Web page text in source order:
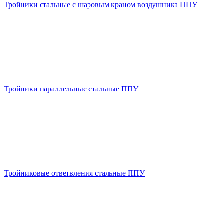
Тройники стальные с шаровым краном воздушника ППУ
Тройники параллельные стальные ППУ
Тройниковые ответвления стальные ППУ